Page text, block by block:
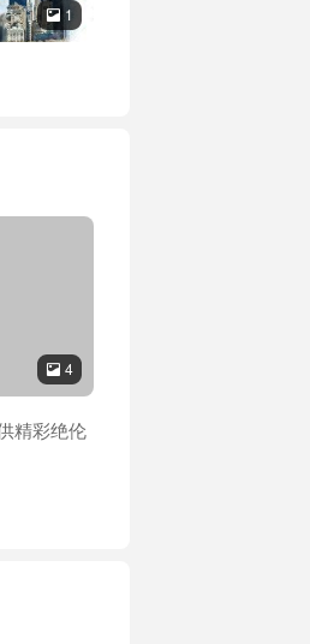
 1
 4
精彩绝伦